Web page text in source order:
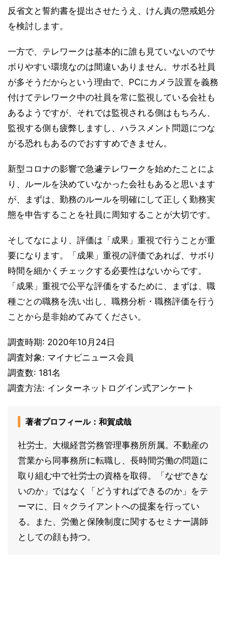
反省文と誓約書を提出させたうえ、けん責の懲戒処分
を検討します。
一方で、テレワークは基本的に誰も見ていないのでサ
ボりやすい環境なのは間違いありません。サボる社員
が多そうだからという理由で、PCにカメラ設置を義務
付けてテレワーク中の社員を常に監視している会社も
あるようですが、それでは監視される側はもちろん、
監視する側も疲弊しますし、ハラスメント問題につな
がる恐れもあるのでおすすめできません。
新型コロナの影響で急遽テレワークを始めたことによ
り、ルールを決めていなかった会社もあると思います
が、まずは、勤務のルールを明確にして正しく勤務実
態を申告することを社員に周知することが大切です。
そしてなにより、評価は「成果」重視で行うことが重
要になります。「成果」重視の評価であれば、サボり
時間を細かくチェックする必要性はないからです。
「成果」重視で公平な評価をするために、まずは、職
種ごとの職務を洗い出し、職務分析・職務評価を行う
ことから是非始めてみてください。
調査時期: 2020年10月24日
調査対象: マイナビニュース会員
調査数: 181名
調査方法: インターネットログイン式アンケート
著者プロフィール：和賀成哉
社労士。大槻経営労務管理事務所所属。不動産の
営業から同事務所に転職し、長時間労働の問題に
取り組む中で社労士の資格を取得。「なぜできな
いのか」ではなく「どうすればできるのか」をテ
ーマに、日々クライアントへの提案を行ってい
る。また、労働と保険制度に関するセミナー講師
としての顔も持つ。